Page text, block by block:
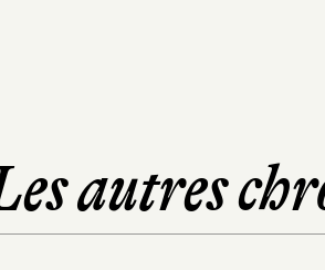
autres